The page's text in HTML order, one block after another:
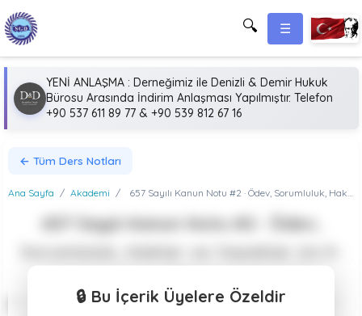
🔍 ☰
YENİ ANLAŞMA : Derneğimiz ile Denizli & Demir Hukuk
Bürosu Arasında İndirim Anlaşması Yapılmıştır. Telefon
+90 537 611 89 77 & +90 539 812 67 16
← Tüm Ders Notları
Ana Sayfa / Akademi / 657 Sayılı Kanun Notu #2 · Ödev, Sorumluluk, Haklar ve Yasaklar (m.5-35)
657 Sayılı Kanun Notu #2 · Ödev,
📚 657 Sayılı Kanun Modülü 2/12 657 Sayılı Kanun Notu #2 ·
🔒 Bu İçerik Üyelere Özeldir